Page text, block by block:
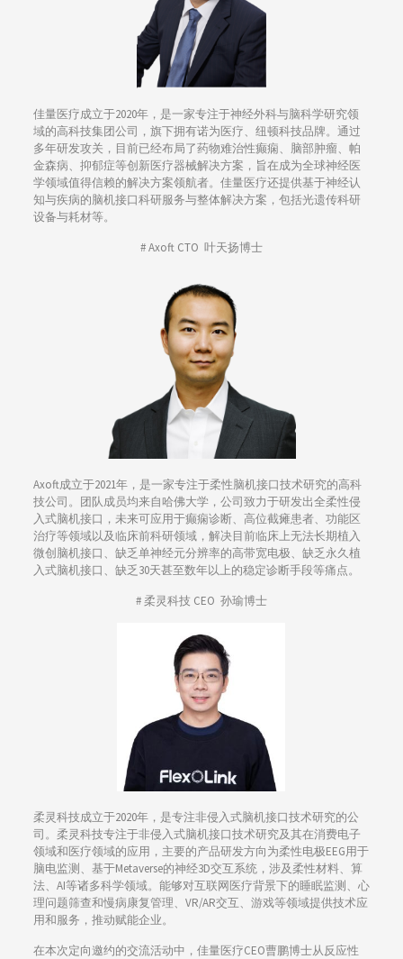
佳量医疗成立于2020年，是一家专注于神经外科与脑科学研究领
域的高科技集团公司，旗下拥有诺为医疗、纽顿科技品牌。通过
多年研发攻关，目前已经布局了药物难治性癫痫、脑部肿瘤、帕
金森病、抑郁症等创新医疗器械解决方案，旨在成为全球神经医
学领域值得信赖的解决方案领航者。佳量医疗还提供基于神经认
知与疾病的脑机接口科研服务与整体解决方案，包括光遗传科研
设备与耗材等。
# Axoft CTO 叶天扬博士
Axoft成立于2021年，是一家专注于柔性脑机接口技术研究的高科
技公司。团队成员均来自哈佛大学，公司致力于研发出全柔性侵
入式脑机接口，未来可应用于癫痫诊断、高位截瘫患者、功能区
治疗等领域以及临床前科研领域，解决目前临床上无法长期植入
微创脑机接口、缺乏单神经元分辨率的高带宽电极、缺乏永久植
入式脑机接口、缺乏30天甚至数年以上的稳定诊断手段等痛点。
# 柔灵科技 CEO 孙瑜博士
柔灵科技成立于2020年，是专注非侵入式脑机接口技术研究的公
司。柔灵科技专注于非侵入式脑机接口技术研究及其在消费电子
领域和医疗领域的应用，主要的产品研发方向为柔性电极EEG用于
脑电监测、基于Metaverse的神经3D交互系统，涉及柔性材料、算
法、AI等诸多科学领域。能够对互联网医疗背景下的睡眠监测、心
理问题筛查和慢病康复管理、VR/AR交互、游戏等领域提供技术应
用和服务，推动赋能企业。
在本次定向邀约的交流活动中，佳量医疗CEO曹鹏博士从反应性